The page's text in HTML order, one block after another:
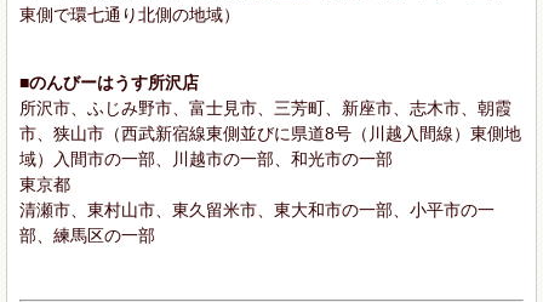
東側で環七通り北側の地域）
■のんびーはうす所沢店
所沢市、ふじみ野市、富士見市、三芳町、新座市、志木市、朝霞
市、狭山市（西武新宿線東側並びに県道8号（川越入間線）東側地
域）入間市の一部、川越市の一部、和光市の一部
東京都
清瀬市、東村山市、東久留米市、東大和市の一部、小平市の一
部、練馬区の一部